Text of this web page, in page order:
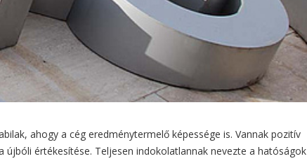
ahogy a cég eredménytermelő képessége is. Vannak pozitív
értékesítése. Teljesen indokolatlannak nevezte a hatóságok